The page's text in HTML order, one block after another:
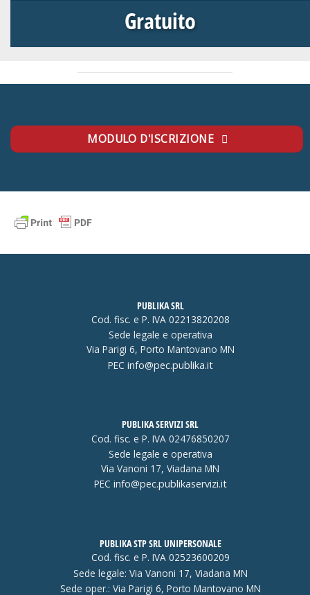
Gratuito
MODULO D'ISCRIZIONE
PUBLIKA SRL
Cod. fisc. e P. IVA 02213820208
Sede legale e operativa
Via Parigi 6, Porto Mantovano MN
PEC info@pec.publika.it
PUBLIKA SERVIZI SRL
Cod. fisc. e P. IVA 02476850207
Sede legale e operativa
Via Vanoni 17, Viadana MN
PEC info@pec.publikaservizi.it
PUBLIKA STP SRL UNIPERSONALE
Cod. fisc. e P. IVA 02523600209
Sede legale: Via Vanoni 17, Viadana MN
Sede oper.: Via Parigi 6, Porto Mantovano MN